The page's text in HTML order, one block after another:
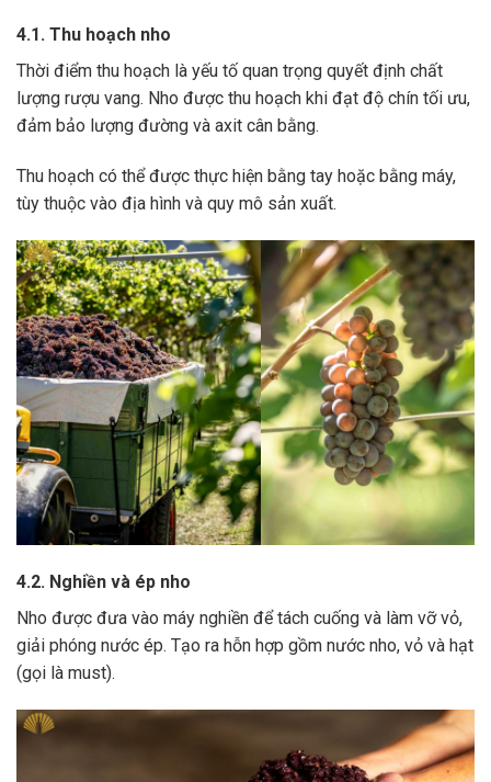
4.1. Thu hoạch nho
Thời điểm thu hoạch là yếu tố quan trọng quyết định chất
lượng rượu vang. Nho được thu hoạch khi đạt độ chín tối ưu,
đảm bảo lượng đường và axit cân bằng.
Thu hoạch có thể được thực hiện bằng tay hoặc bằng máy,
tùy thuộc vào địa hình và quy mô sản xuất.
4.2. Nghiền và ép nho
Nho được đưa vào máy nghiền để tách cuống và làm vỡ vỏ,
giải phóng nước ép. Tạo ra hỗn hợp gồm nước nho, vỏ và hạt
(gọi là must).